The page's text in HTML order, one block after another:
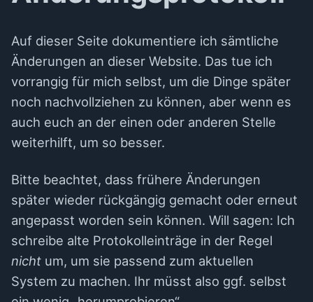
Auf dieser Seite dokumentiere ich sämtliche
Änderungen an dieser Website. Das tue ich
vorrangig für mich selbst, um die Dinge später
noch nachvollziehen zu können, aber wenn es
auch euch an der einen oder anderen Stelle
weiterhilft, um so besser.
Bitte beachtet, dass frühere Änderungen
später wieder rückgängig gemacht oder erneut
angepasst worden sein können. Will sagen: Ich
schreibe alte Protokolleinträge in der Regel
nicht um, um sie passend zum aktuellen
System zu machen. Ihr müsst also ggf. selbst